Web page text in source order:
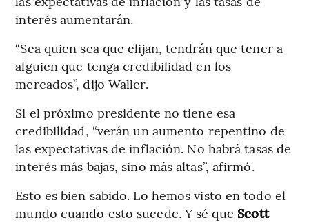
interés aumentarán.
“Sea quien sea que elijan, tendrán que tener a
alguien que tenga credibilidad en los
mercados”, dijo Waller.
Si el próximo presidente no tiene esa
credibilidad, “verán un aumento repentino de
las expectativas de inflación. No habrá tasas de
interés más bajas, sino más altas”, afirmó.
Esto es bien sabido. Lo hemos visto en todo el
mundo cuando esto sucede. Y sé que Scott